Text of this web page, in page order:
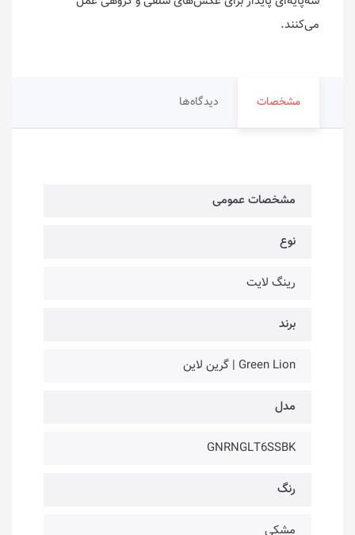
می‌کنند.
مشخصات دیدگاه‌ها
مشخصات عمومی
نوع
رینگ لایت
برند
Green Lion | گرین لاین
مدل
GNRNGLT6SSBK
رنگ
مشکی